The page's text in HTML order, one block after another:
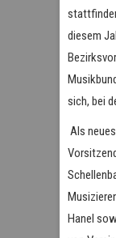
diesem
sich, bei
Als
Hanel